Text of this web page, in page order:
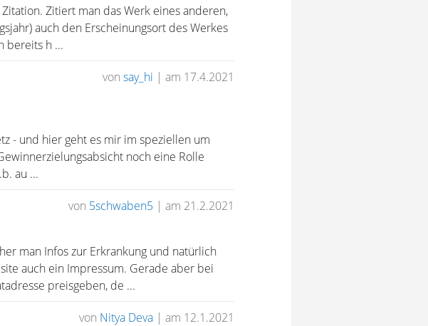
Zitiert man das Werk eines anderen,
auch den Erscheinungsort des Werkes
bereits h ...
von say_hi | am 17.4.2021
- und hier geht es mir im speziellen um
noch eine Rolle
au ...
von 5schwaben5 | am 21.2.2021
man Infos zur Erkrankung und natürlich
auch ein Impressum. Gerade aber bei
preisgeben, de ...
von Nitya Deva | am 12.1.2021